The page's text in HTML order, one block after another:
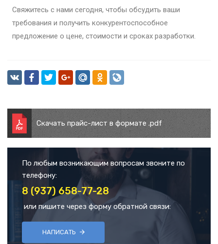
Свяжитесь с нами сегодня, чтобы обсудить ваши
требования и получить конкурентоспособное
предложение о цене, стоимости и сроках разработки.
Скачать прайс-лист в формате .pdf
По любым возникающим вопросам звоните по
телефону:
8 (937) 658-77-28
или пишите через форму обратной связи:
НАПИСАТЬ